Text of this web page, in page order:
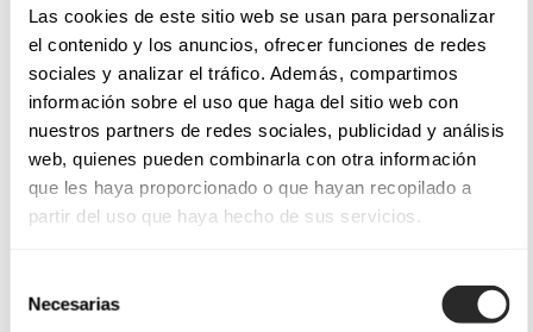
Las cookies de este sitio web se usan para personalizar
el contenido y los anuncios, ofrecer funciones de redes
sociales y analizar el tráfico. Además, compartimos
información sobre el uso que haga del sitio web con
nuestros partners de redes sociales, publicidad y análisis
web, quienes pueden combinarla con otra información
que les haya proporcionado o que hayan recopilado a
partir del uso que haya hecho de sus servicios.
Necesarias